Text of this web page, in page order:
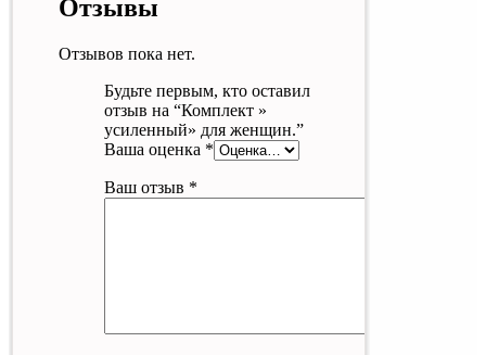
Отзывы
Отзывов пока нет.
Будьте первым, кто оставил
отзыв на “Комплект »
усиленный» для женщин.”
Ваша оценка *
Ваш отзыв *